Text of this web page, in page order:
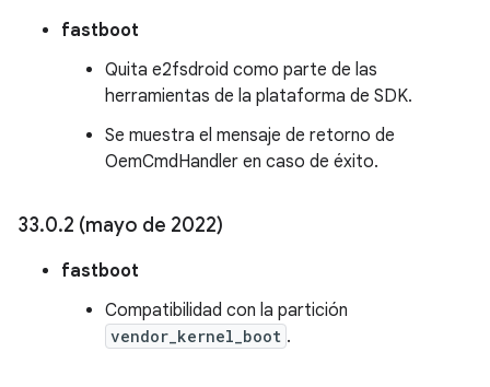
fastboot
Quita e2fsdroid como parte de las
herramientas de la plataforma de SDK.
Se muestra el mensaje de retorno de
OemCmdHandler en caso de éxito.
33.0.2 (mayo de 2022)
fastboot
Compatibilidad con la partición
vendor_kernel_boot .